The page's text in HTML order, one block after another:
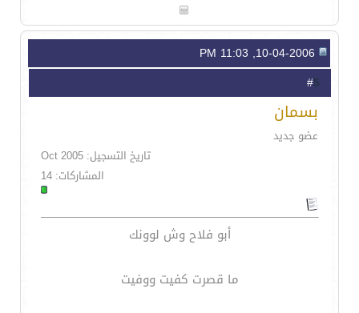
5
بسمان
عضو جديد
تاريخ التسجيل: Oct 2005
المشاركات: 14
أبو فلاح وش لوونك
ما قصرت كفيت ووفيت